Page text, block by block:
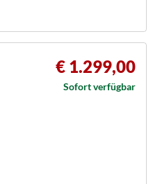
€ 1.299,00
Sofort verfügbar